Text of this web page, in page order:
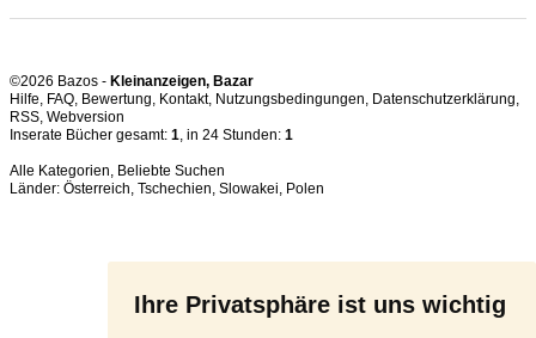
Ihre Privatsphäre ist uns wichtig
©2026 Bazos - Kleinanzeigen, Bazar
Hilfe, FAQ, Bewertung, Kontakt, Nutzungsbedingungen, Datenschutzerklärung,
RSS,
Inserate Bücher gesamt: 1, in 24 Stunden: 1
Alle Kategorien, Beliebte Suchen
Länder: Österreich, Tschechien, Slowakei, Polen